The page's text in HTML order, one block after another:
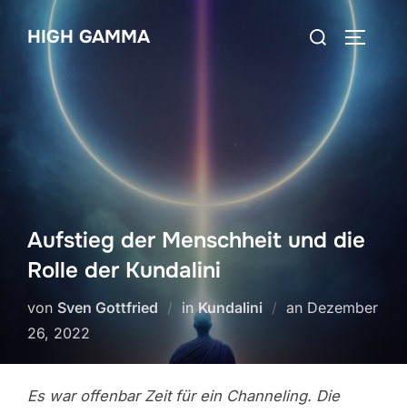
Inhalt
springen
HIGH GAMMA
Suchen
Aufstieg der Menschheit und die
Rolle der Kundalini
von Sven Gottfried inKundalini an Veröffentlicht
Dezember
26, 2022
Es war offenbar Zeit für ein Channeling. Die